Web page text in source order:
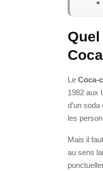
Le Coca-
1982 aux
d’un
les
Mais il
au sens